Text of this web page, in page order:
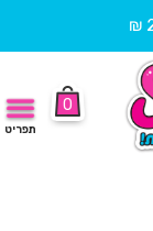
0
תפריט